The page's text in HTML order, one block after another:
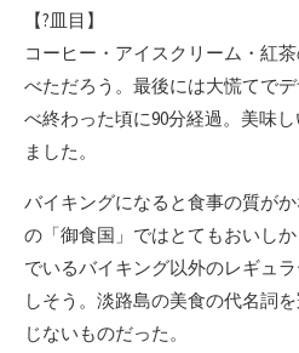
【?皿目】
コーヒー・アイスクリーム・紅
べただろう。最後には大慌てで
べ終わった頃に90分経過。美味
ました。
バイキングになると食事の質が
の「御食国」ではとてもおいし
でいるバイキング以外のレギュ
しそう。淡路島の美食の代名詞
じないものだった。